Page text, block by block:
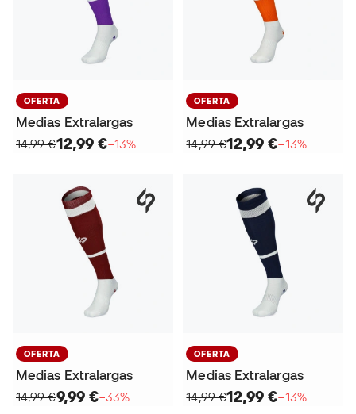
OFERTA
Medias Extralargas
14,99 €12,99 €−13%
OFERTA
Medias Extralargas
14,99 €12,99 €−13%
OFERTA
Medias Extralargas
14,99 €9,99 €−33%
OFERTA
Medias Extralargas
14,99 €12,99 €−13%